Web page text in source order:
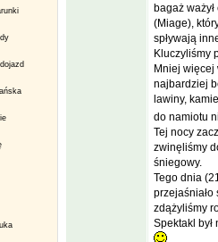
bagaż
(Miage),
spływają
Kluczyliśmy
Mniej więcej
najbardziej
lawiny,
do namiotu
Tej nocy
zwinęliśmy
śniegowy.
Tego dnia
przejaśniało
zdążyliśmy
Spektakl był